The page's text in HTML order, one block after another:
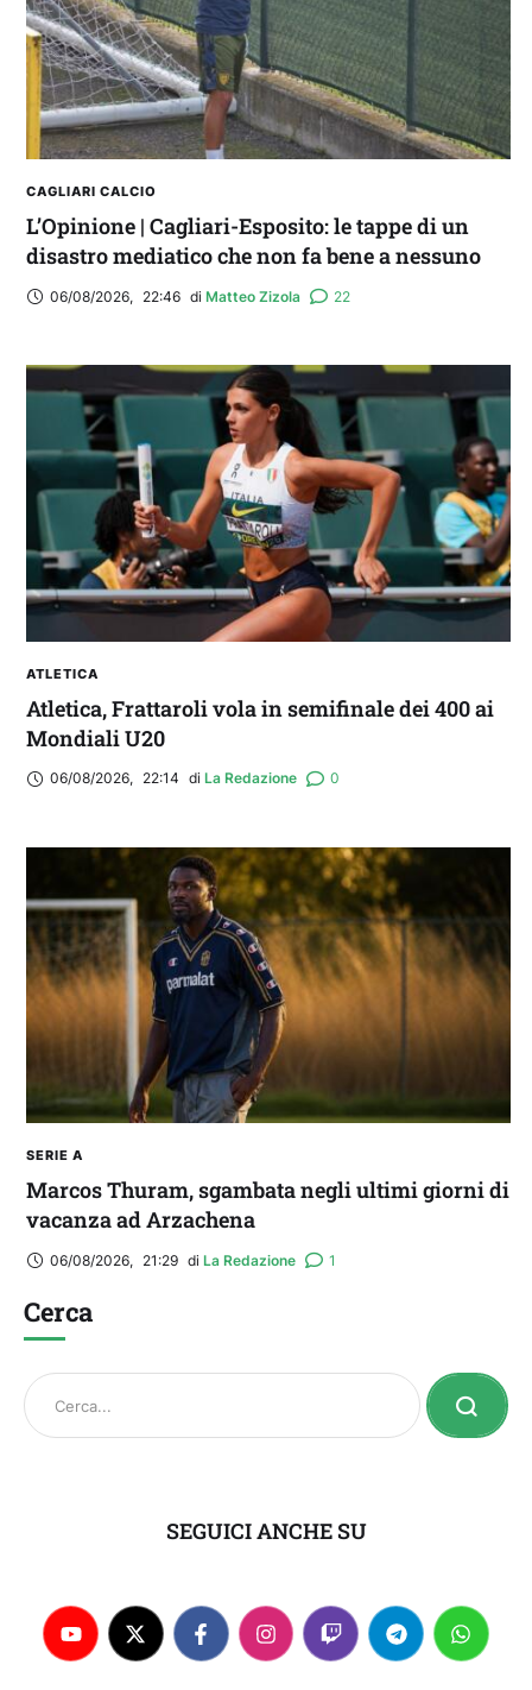
CAGLIARI CALCIO
L’Opinione | Cagliari-Esposito: le tappe di un
disastro mediatico che non fa bene a nessuno
06/08/2026, 22:46 di Matteo Zizola 22
ATLETICA
Atletica, Frattaroli vola in semifinale dei 400 ai
Mondiali U20
06/08/2026, 22:14 di La Redazione 0
SERIE A
Marcos Thuram, sgambata negli ultimi giorni di
vacanza ad Arzachena
06/08/2026, 21:29 di La Redazione 1
Cerca
SEGUICI ANCHE SU